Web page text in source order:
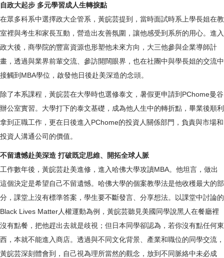
自政大起步 多元學習成人生轉捩點
在眾多科系中選擇政大企管系，黃皖芸提到，當時面試時系上學長姐在教
室裡與考生和家長互動，營造出友善氛圍，讓他感受到系所的用心。進入
政大後，商學院的豐富資源也形塑他未來方向，大三他參與企業導師計
畫，透過與業界前輩交流、參訪開闊眼界，也在社團中與學長姐的交流中
接觸到MBA學位，啟發他日後赴美深造的念頭。
除了本系課程，黃皖芸在大學時也選修泰文，暑假更申請到PChome曼谷
辦公室實習。大學打下的泰文基礎，成為他人生中的轉折點，畢業後順利
拿到正職工作，更在日後進入PChome的投資人關係部門，負責與市場和
投資人溝通公司的價值。
不留遺憾赴美深造 打破既定思維、開拓全球人脈
工作數年後，黃皖芸赴美進修，進入哈佛大學攻讀MBA。他坦言，做出
這個決定是希望自己不留遺憾。哈佛大學的個案教學法是他收穫最大的部
分，課堂上沒有標準答案，學生要不斷發言、分享想法。以課堂中討論的
Black Lives Matter人權運動為例，黃皖芸聽見美國同學說黑人在餐廳裡
沒有點餐，把他趕出去就是歧視；但日本同學卻認為，若你沒有點任何東
西，本就不能進入商店。透過與不同文化背景、產業和職位的同學交流，
黃皖芸深刻體會到，自己視為理所當然的觀念，放到不同脈絡中未必成